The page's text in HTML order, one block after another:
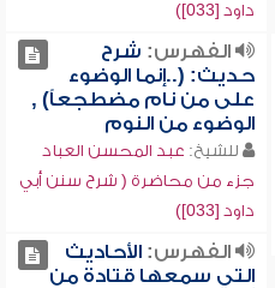
داود [033])
الفهرس: شرح
حديث: (..إنما الوضوء
على من نام مضطجعاً) ,
الوضوء من النوم
للشيخ: عبد المحسن العباد
جزء من محاضرة ( شرح سنن أبي
داود [033])
الفهرس:الأحاديث
التي سمعها قتادة من